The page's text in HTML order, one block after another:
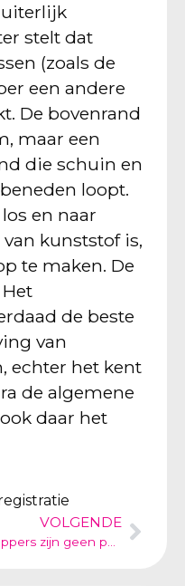
stelt dat
(zoals de
een andere
De bovenrand
maar een
die schuin en
loopt.
en naar
kunststof is,
te maken. De
de beste
van
echter het kent
de algemene
daar het
VOLGENDE
Poppers zijn geen parfumgeurtjes